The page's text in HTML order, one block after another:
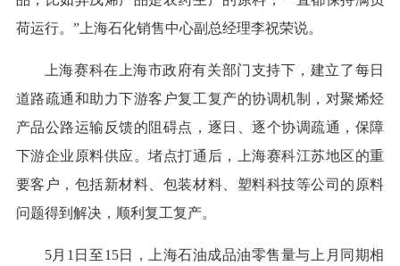
荷运行。”上海石化销售中心副总经理李祝荣说。
上海赛科在上海市政府有关部门支持下，建立了每日
道路疏通和助力下游客户复工复产的协调机制，对聚烯烃
产品公路运输反馈的阻碍点，逐日、逐个协调疏通，保障
下游企业原料供应。堵点打通后，上海赛科江苏地区的重
要客户，包括新材料、包装材料、塑料科技等公司的原料
问题得到解决，顺利复工复产。
5月1日至15日，上海石油成品油零售量与上月同期相